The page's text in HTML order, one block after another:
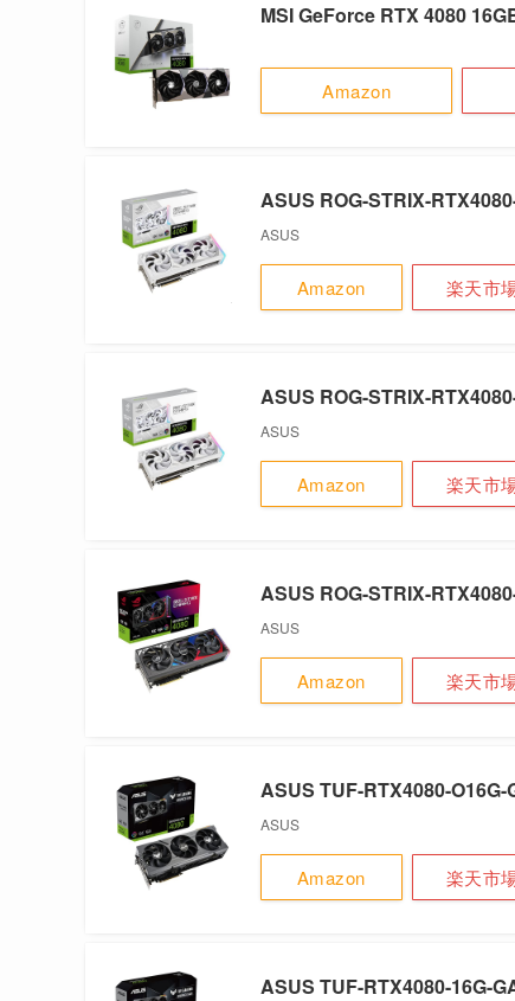
MSI GeForce RTX 4080
Amazon
ASUS ROG-STRIX-
ASUS
Amazon 楽天市
ASUS ROG-STRIX-
ASUS
Amazon 楽天市
ASUS ROG-STRIX-
ASUS
Amazon 楽天市
ASUS TUF-RTX4080-O16G-
ASUS
Amazon 楽天市
ASUS TUF-RTX4080-16G-